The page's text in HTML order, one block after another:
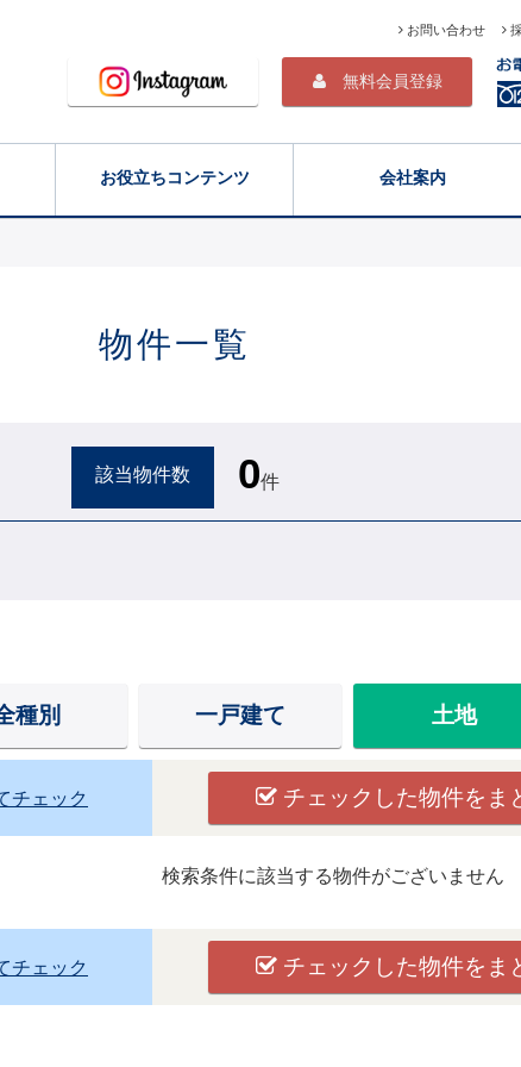
無料会員登録
お問い合わせ
お役立ちコンテンツ 会社案内
物件一覧
該当物件数 0件
種別 一戸建て 土地
チェック チェックした物件をま
検索条件に該当する物件がございません
チェック チェックした物件をま